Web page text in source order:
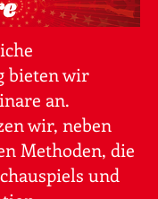
bieten wir
an.
wir, neben
Methoden, die
und